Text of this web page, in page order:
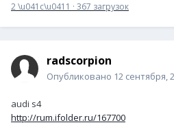
2 \u041c\u0411 · 367 загрузок
radscorpion
Опубликовано 12 сентября,
audi s4
http://rum.ifolder.ru/167700